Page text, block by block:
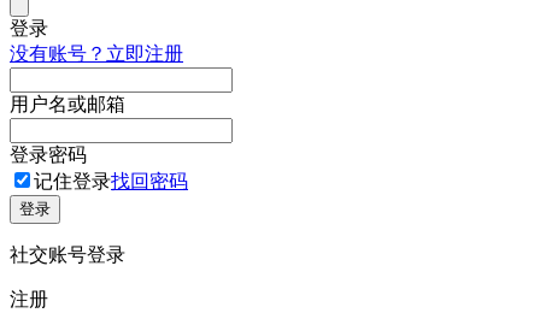
登录
没有账号？立即注册
用户名或邮箱
登录密码
记住登录找回密码
登录
社交账号登录
注册